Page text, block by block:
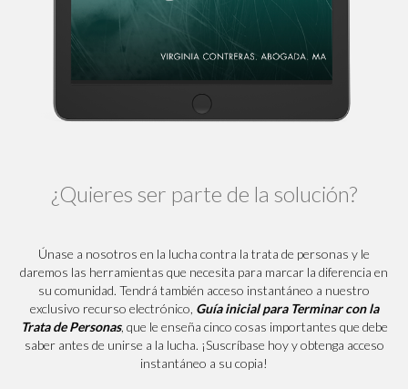
¿Quieres ser parte de la solución?
Únase a nosotros en la lucha contra la trata de personas y le
daremos las herramientas que necesita para marcar la diferencia en
su comunidad. Tendrá también acceso instantáneo a nuestro
exclusivo recurso electrónico, Guía inicial para Terminar con la
Trata de Personas, que le enseña cinco cosas importantes que debe
saber antes de unirse a la lucha. ¡Suscríbase hoy y obtenga acceso
instantáneo a su copia!